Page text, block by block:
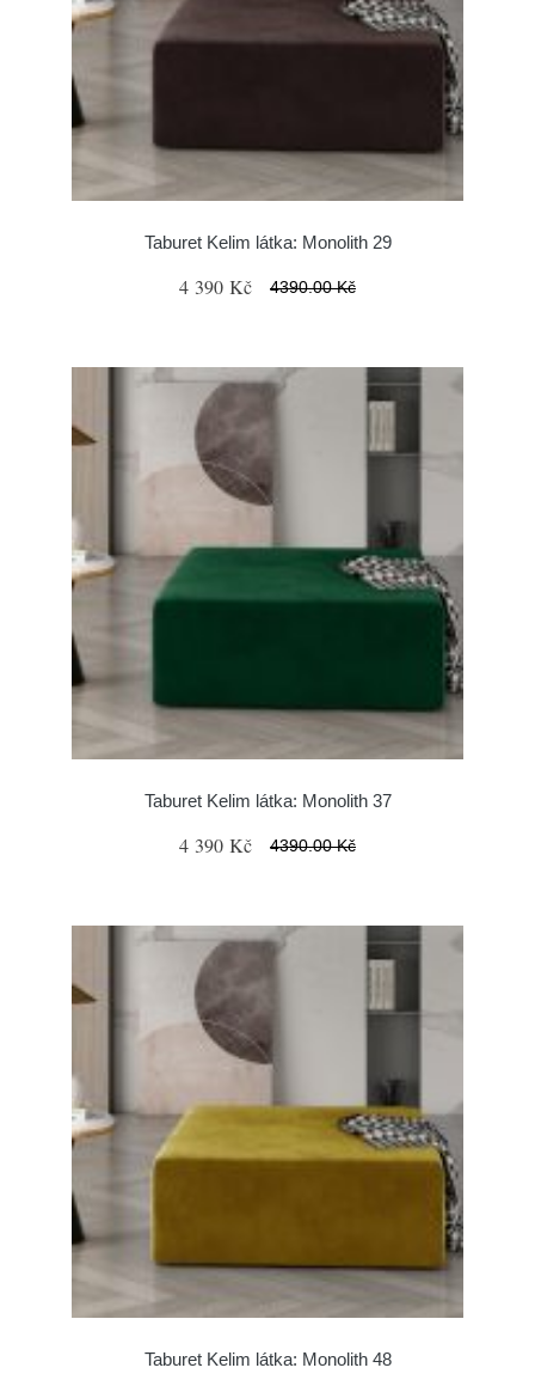
Taburet Kelim látka: Monolith 29
4 390 Kč 4390.00 Kč
Taburet Kelim látka: Monolith 37
4 390 Kč 4390.00 Kč
Taburet Kelim látka: Monolith 48